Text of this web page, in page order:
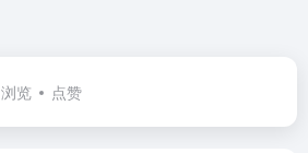
浏览 点赞